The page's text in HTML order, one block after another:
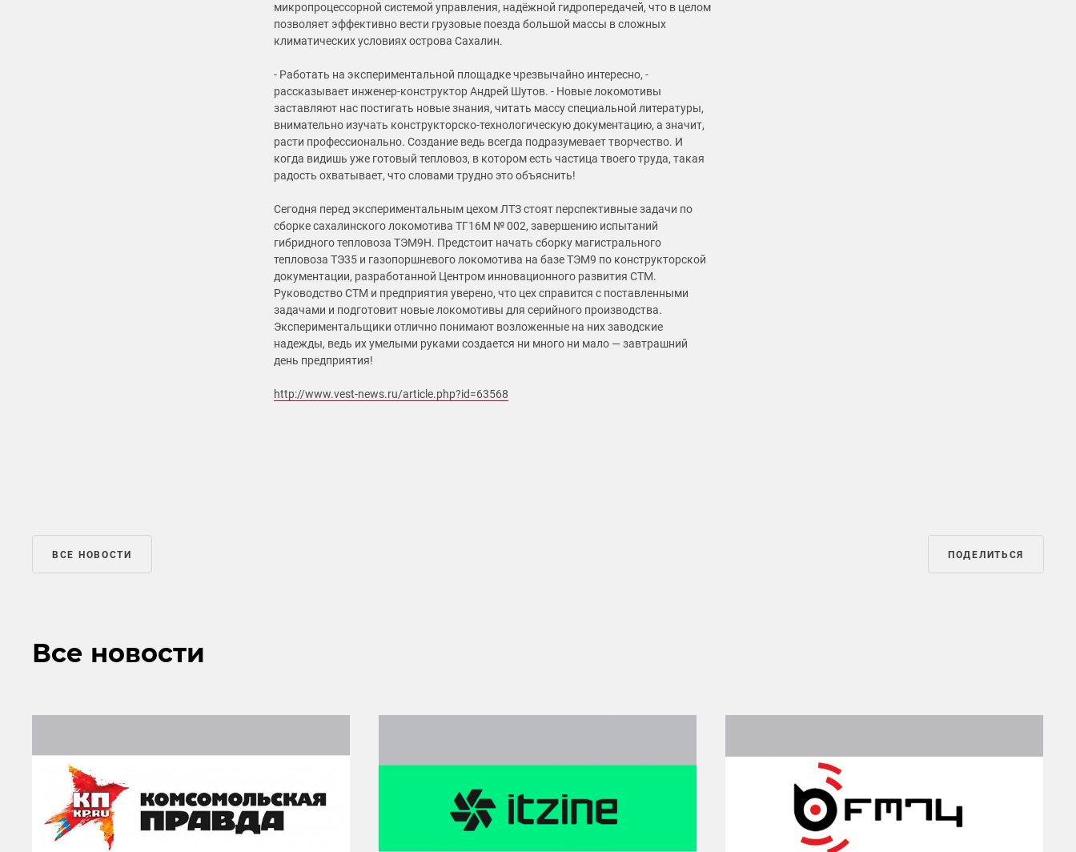
микропроцессорной системой управления, надёжной гидропередачей, что в целом
позволяет эффективно вести грузовые поезда большой массы в сложных
климатических условиях острова Сахалин.
- Работать на экспериментальной площадке чрезвычайно интересно, -
рассказывает инженер-конструктор Андрей Шутов. - Новые локомотивы
заставляют нас постигать новые знания, читать массу специальной литературы,
внимательно изучать конструкторско-технологическую документацию, а значит,
расти профессионально. Создание ведь всегда подразумевает творчество. И
когда видишь уже готовый тепловоз, в котором есть частица твоего труда, такая
радость охватывает, что словами трудно это объяснить!
Сегодня перед экспериментальным цехом ЛТЗ стоят перспективные задачи по
сборке сахалинского локомотива ТГ16М № 002, завершению испытаний
гибридного тепловоза ТЭМ9Н. Предстоит начать сборку магистрального
тепловоза ТЭ35 и газопоршневого локомотива на базе ТЭМ9 по конструкторской
документации, разработанной Центром инновационного развития СТМ.
Руководство СТМ и предприятия уверено, что цех справится с поставленными
задачами и подготовит новые локомотивы для серийного производства.
Экспериментальщики отлично понимают возложенные на них заводские
надежды, ведь их умелыми руками создается ни много ни мало — завтрашний
день предприятия!
http://www.vest-news.ru/article.php?id=63568
ВСЕ НОВОСТИ ПОДЕЛИТЬСЯ
Все новости